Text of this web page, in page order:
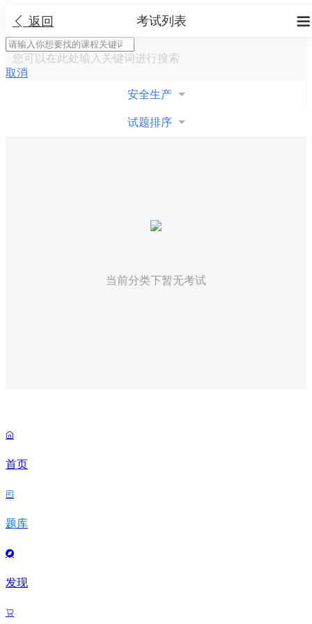
 返回 
考试列表
您可以在此处输入关键词进行搜索
取消
安全生产
试题排序
当前分类下暂无考试

首页

题库

发现
